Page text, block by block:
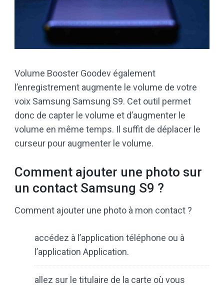
Volume Booster Goodev également
l’enregistrement augmente le volume de votre
voix Samsung Samsung S9. Cet outil permet
donc de capter le volume et d’augmenter le
volume en même temps. Il suffit de déplacer le
curseur pour augmenter le volume.
Comment ajouter une photo sur
un contact Samsung S9 ?
Comment ajouter une photo à mon contact ?
accédez à l’application téléphone ou à
l’application Application.
allez sur le titulaire de la carte où vous